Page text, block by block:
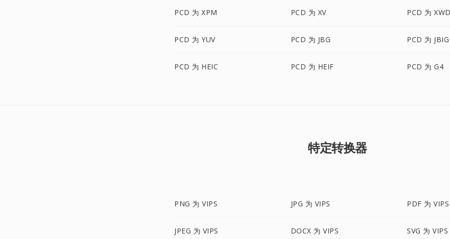
PCD 为 XPM PCD 为 XV PCD 为
PCD 为 YUV PCD 为 JBG PCD 为 JBIG
PCD 为 HEIC PCD 为 HEIF PCD 为 G4
特定转换器
PNG 为 VIPS JPG 为 VIPS PDF 为 VIPS
JPEG 为 VIPS DOCX 为 VIPS SVG 为 VIPS